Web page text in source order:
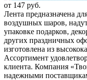
от 147 руб.
Лента предназначена
воздушных шаров,
упаковке подарков,
других праздничных
изготовлена из
Ассортимент
клиента. Компания
надежными